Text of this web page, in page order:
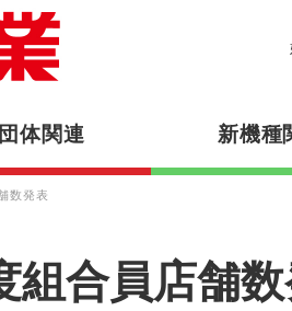
体関連 新機種
数発表
合員店舗